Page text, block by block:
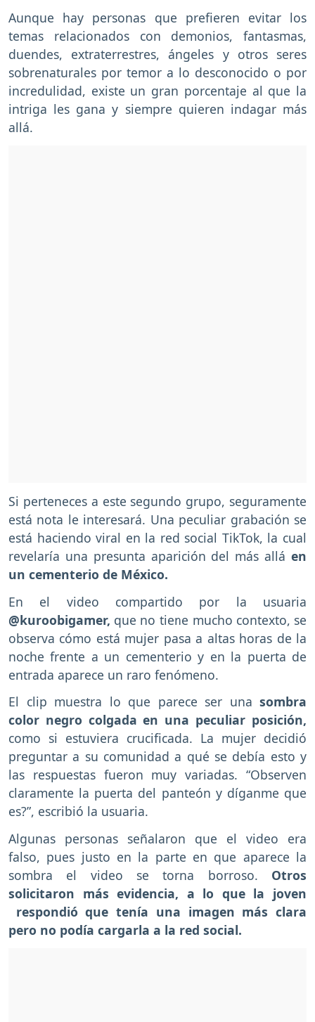
Aunque hay personas que prefieren evitar los
temas relacionados con demonios, fantasmas,
duendes, extraterrestres, ángeles y otros seres
sobrenaturales por temor a lo desconocido o por
incredulidad, existe un gran porcentaje al que la
intriga les gana y siempre quieren indagar más
allá.
Si perteneces a este segundo grupo, seguramente
está nota le interesará. Una peculiar grabación se
está haciendo viral en la red social TikTok, la cual
revelaría una presunta aparición del más allá en
un cementerio de México.
En el video compartido por la usuaria
@kuroobigamer, que no tiene mucho contexto, se
observa cómo está mujer pasa a altas horas de la
noche frente a un cementerio y en la puerta de
entrada aparece un raro fenómeno.
El clip muestra lo que parece ser una sombra
color negro colgada en una peculiar posición,
como si estuviera crucificada. La mujer decidió
preguntar a su comunidad a qué se debía esto y
las respuestas fueron muy variadas. “Observen
claramente la puerta del panteón y díganme que
es?”, escribió la usuaria.
Algunas personas señalaron que el video era
falso, pues justo en la parte en que aparece la
sombra el video se torna borroso. Otros
solicitaron más evidencia, a lo que la joven
respondió que tenía una imagen más clara
pero no podía cargarla a la red social.